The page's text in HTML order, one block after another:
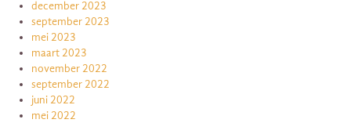
december 2023
september 2023
mei 2023
maart 2023
november 2022
september 2022
juni 2022
mei 2022